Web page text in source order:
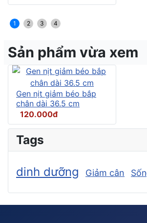
1 2 3 4
Sản phẩm vừa xem
Gen nịt giảm béo bắp
chân dài 36.5 cm
120.000đ
Tags
dinh dưỡng Giảm cân